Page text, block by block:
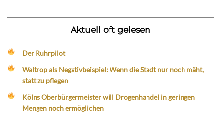
Aktuell oft gelesen
Der Ruhrpilot
Waltrop als Negativbeispiel: Wenn die Stadt nur noch mäht,
statt zu pflegen
Kölns Oberbürgermeister will Drogenhandel in geringen
Mengen noch ermöglichen